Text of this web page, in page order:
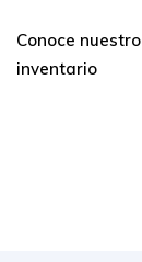
Conoce nuestro
inventario